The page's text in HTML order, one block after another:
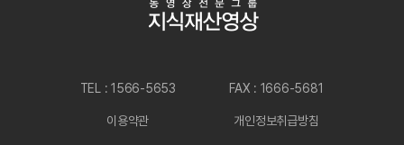
TEL : 1566-5653 FAX : 1666-5681
이용약관 개인정보취급방침